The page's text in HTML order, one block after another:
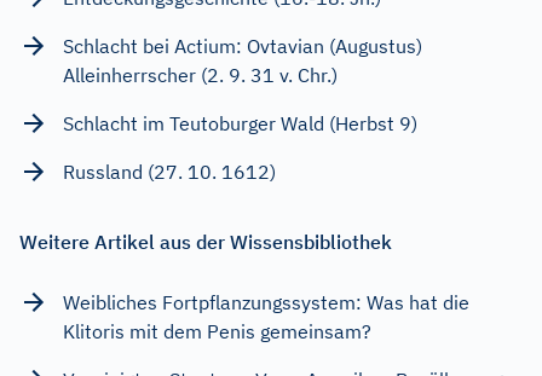
Schlacht bei Actium: Ovtavian (Augustus)
Alleinherrscher (2. 9. 31 v. Chr.)
Schlacht im Teutoburger Wald (Herbst 9)
Russland (27. 10. 1612)
Weitere Artikel aus der Wissensbibliothek
Weibliches Fortpflanzungssystem: Was hat die
Klitoris mit dem Penis gemeinsam?